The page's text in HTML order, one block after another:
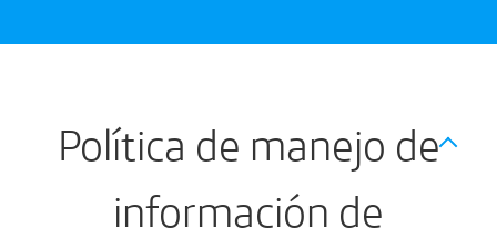
Política de manejo de
información de